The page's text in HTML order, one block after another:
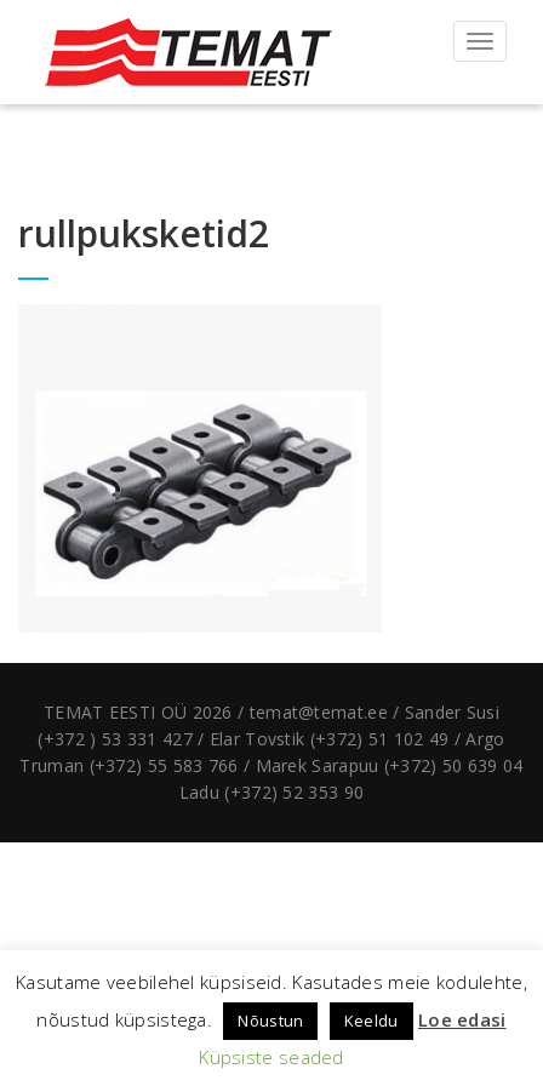
Toggle
rullpuksketid2
TEMAT EESTI OÜ 2026 / temat@temat.ee / Sander Susi
(+372 ) 53 331 427 / Elar Tovstik (+372) 51 102 49 / Argo
Truman (+372) 55 583 766 / Marek Sarapuu (+372) 50 639 04
Ladu (+372) 52 353 90
Kasutame veebilehel küpsiseid. Kasutades meie kodulehte,
nõustud küpsistega.
Nõustun Keeldu
Loe edasi
Küpsiste seaded